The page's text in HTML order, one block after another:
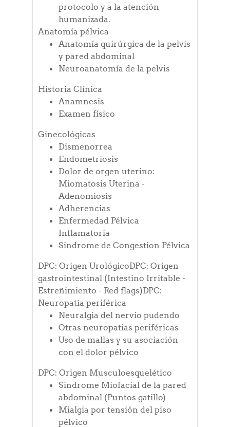
protocolo y a la atención
humanizada.
Anatomía pélvica
Anatomía quirúrgica de la pelvis
y pared abdominal
Neuroanatomía de la pelvis
Historia Clínica
Anamnesis
Examen físico
Ginecológicas
Dismenorrea
Endometriosis
Dolor de orgen uterino:
Miomatosis Uterina -
Adenomiosis
Adherencias
Enfermedad Pélvica
Inflamatoria
Sindrome de Congestion Pélvica
DPC: Origen UrológicoDPC: Origen
gastrointestinal (Intestino Irritable -
Estreñimiento - Red flags)DPC:
Neuropatía periférica
Neuralgia del nervio pudendo
Otras neuropatias periféricas
Uso de mallas y su asociación
con el dolor pélvico
DPC: Origen Musculoesquelético
Sindrome Miofacial de la pared
abdominal (Puntos gatillo)
Mialgia por tensión del piso
pélvico